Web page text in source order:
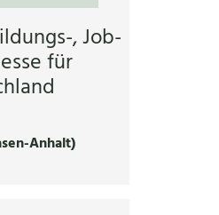
, Job-
für
Anhalt)